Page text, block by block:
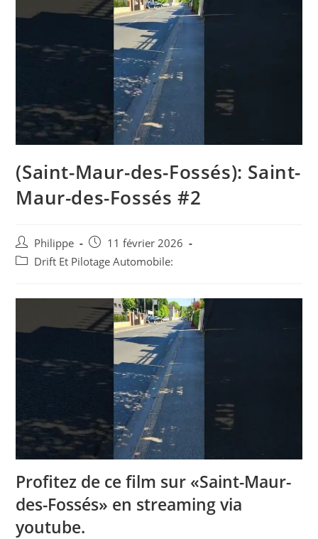
(Saint-Maur-des-Fossés): Saint-
Maur-des-Fossés #2
Auteur/autrice
de
Philippe
Post
published:
11 février 2026
PostDrift Et Pilotage Automobile:
Profitez de ce film sur «Saint-Maur-
des-Fossés» en streaming via
youtube.